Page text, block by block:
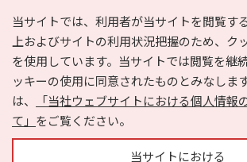
当サイトでは、利用者が当サイトを閲覧す
上およびサイトの利用状況把握のため、ク
を使用しています。当サイトでは閲覧を継
ッキーの使用に同意されたものとみなしま
は、
「当社ウェブサイトにおける個人情報
て」 をご覧ください。
当サイトにおける
e-NAVITA（イーナビタ）とは？ お気に入り
利用規約
個人情報の取り扱いについて
サイトマップ
広告掲載に関するお問